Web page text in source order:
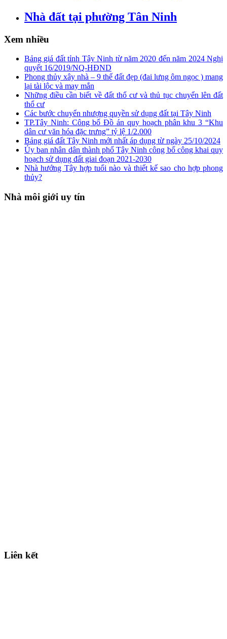
Nhà đất tại phường Tân Ninh
Xem nhiều
Bảng giá đất tỉnh Tây Ninh từ năm 2020 đến năm 2024 Nghị
quyết 16/2019/NQ-HĐND
Phong thủy xây nhà – 9 thế đất đẹp (đai lưng ôm ngọc ) mang
lại tài lộc và may mắn
Những điều cần biết về đất thổ cư và thủ tục chuyển lên đất
thổ cư
Các bước chuyển nhượng quyền sử dụng đất tại Tây Ninh
TP.Tây Ninh: Công bố Đồ án quy hoạch phân khu 3 “Khu
dân cư văn hóa đặc trưng” tỷ lệ 1/2.000
Bảng giá đất Tây Ninh mới nhất áp dụng từ ngày 25/10/2024
Ủy ban nhân dân thành phố Tây Ninh công bố công khai quy
hoạch sử dụng đất giai đoạn 2021-2030
Nhà hướng Tây hợp tuổi nào và thiết kế sao cho hợp phong
thủy?
Nhà môi giới uy tín
Liên kết